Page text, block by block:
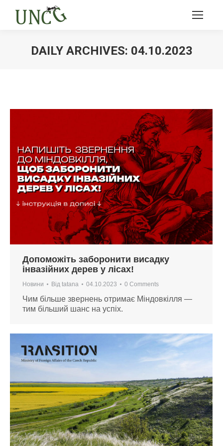
DAILY ARCHIVES: 04.10.2023
Допоможіть заборонити висадку
інвазійних дерев у лісах!
Новини Від tatana 04.10.2023 0 Comments
Чим більше звернень отримає Міндовкілля —
тим більший шанс на успіх.